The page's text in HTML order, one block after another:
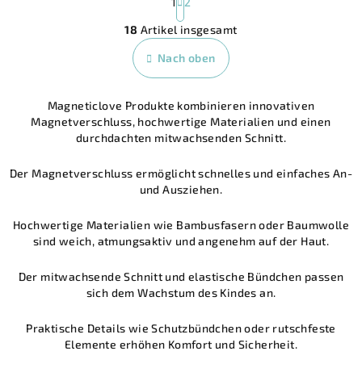
S
t
e
u
r
e
l
e
m
n
t
d
e
L
i
g
i
n
i
e
u
n
g
18 Artikel insgesamt
Nach oben
Magneticlove Produkte kombinieren innovativen
Magnetverschluss, hochwertige Materialien und einen
durchdachten mitwachsenden Schnitt.
Der Magnetverschluss ermöglicht schnelles und einfaches An-
und Ausziehen.
Hochwertige Materialien wie Bambusfasern oder Baumwolle
sind weich, atmungsaktiv und angenehm auf der Haut.
Der mitwachsende Schnitt und elastische Bündchen passen
sich dem Wachstum des Kindes an.
Praktische Details wie Schutzbündchen oder rutschfeste
Elemente erhöhen Komfort und Sicherheit.